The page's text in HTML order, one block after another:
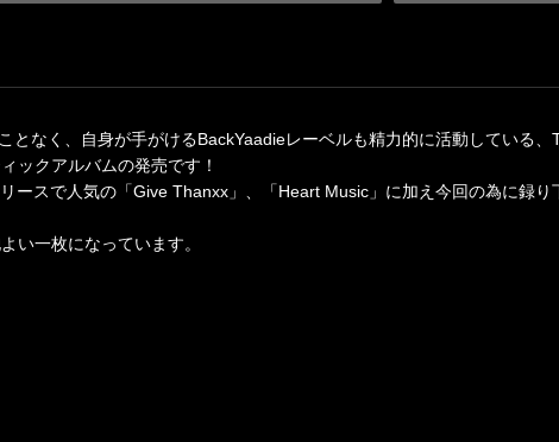
となく、自身が手がけるBackYaadieレーベルも精力的に活動している
ックアルバムの発売です！
ースで人気の「Give Thanxx」、「Heart Music」に加え今回の為に録り
い一枚になっています。